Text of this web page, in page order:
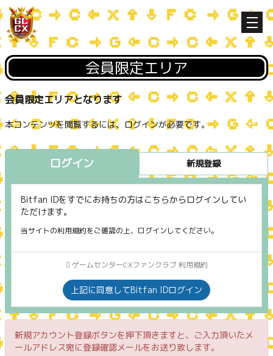
会員限定エリア
会員限定エリアとなります
本コンテンツを閲覧するには、ログインが必要です。
ログイン 新規登録
Bitfan IDをすでにお持ちの方はこちらからログインしてい
ただけます。
当サイトの利用規約をご確認の上、ログインしてください。
ゲームセンターCXファンクラブ 利用規約
上記に同意してBitfan IDログイン
新規アカウント登録ボタンを押下頂きますと、ご入力頂いたメ
ールアドレス宛に登録確認メールをお送り致します。